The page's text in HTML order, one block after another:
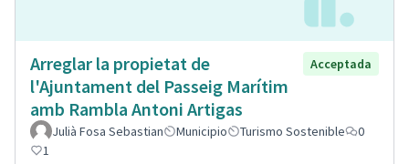
Arreglar la propietat de
l'Ajuntament del Passeig Marítim
amb Rambla Antoni Artigas
Acceptada
Julià Fosa Sebastian Municipio Turismo Sostenible
0
1